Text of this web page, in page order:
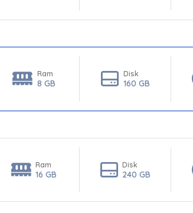
Ram
8 GB
Disk
160 GB
Ram
16 GB
Disk
240 GB